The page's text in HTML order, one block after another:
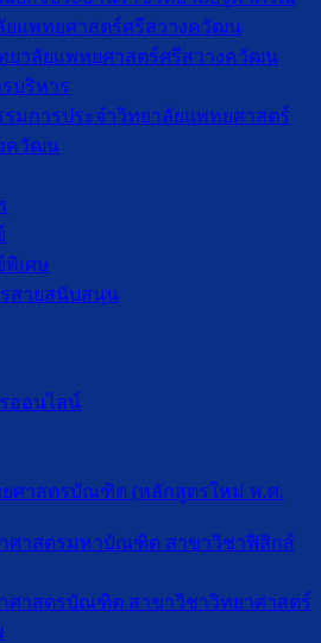
ยแพทยศาสตร์ศรีสวางควัฒน
ยาลัยแพทยศาสตร์ศรีสวางควัฒน
บริหาร
มการประจำวิทยาลัยแพทยศาสตร์
ควัฒน
พิเศษ
สายสนับสนุน
ออนไลน์
ศาสตรบัณฑิต (หลักสูตรใหม่ พ.ศ.
ศาสตรมหาบัณฑิต สาขาวิชาฟิสิกส์
ศาสตรบัณฑิต สาขาวิชาวิทยาศาสตร์